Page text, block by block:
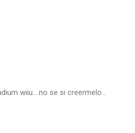
wiiu….no se si creermelo…